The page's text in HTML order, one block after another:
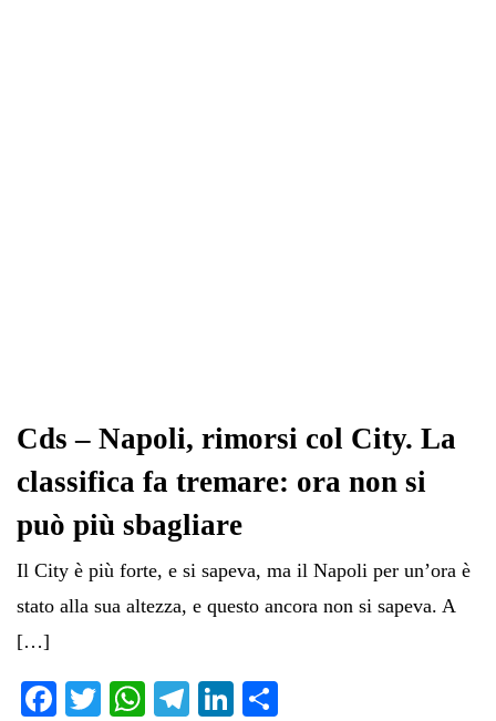
Cds – Napoli, rimorsi col City. La
classifica fa tremare: ora non si
può più sbagliare
Il City è più forte, e si sapeva, ma il Napoli per un’ora è
stato alla sua altezza, e questo ancora non si sapeva. A
[…]
Fa T
W
Te
Li